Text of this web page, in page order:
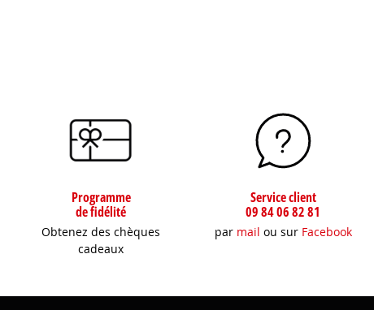
Programme
de fidélité
Obtenez des chèques
cadeaux
Service client
09 84 06 82 81
par mail ou sur Facebook